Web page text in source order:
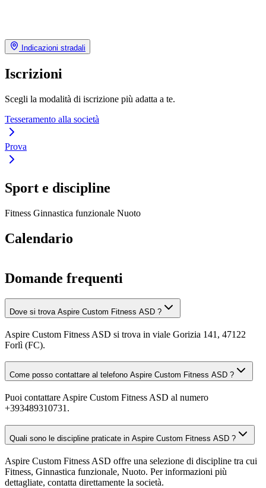
Indicazioni stradali
Iscrizioni
Scegli la modalità di iscrizione più adatta a te.
Tesseramento alla società
Prova
Sport e discipline
Fitness Ginnastica funzionale Nuoto
Calendario
Domande frequenti
Dove si trova Aspire Custom Fitness ASD ?
Aspire Custom Fitness ASD si trova in viale Gorizia 141, 47122
Forlì (FC).
Come posso contattare al telefono Aspire Custom Fitness ASD ?
Puoi contattare Aspire Custom Fitness ASD al numero
+393489310731.
Quali sono le discipline praticate in Aspire Custom Fitness ASD ?
Aspire Custom Fitness ASD offre una selezione di discipline tra cui
Fitness, Ginnastica funzionale, Nuoto. Per informazioni più
dettagliate, contatta direttamente la società.